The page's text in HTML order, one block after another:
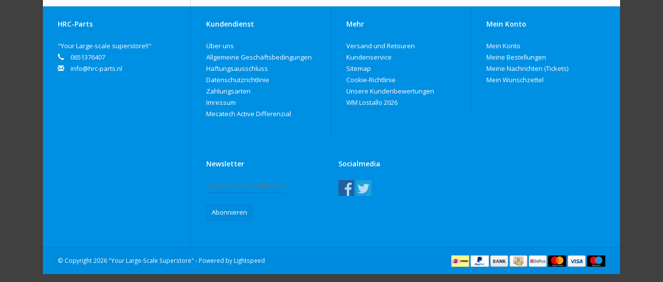
HRC-Parts
"Your Large-scale superstore!!"
0651376407
info@hrc-parts.nl
Kundendienst
Über uns
Allgemeine Geschäftsbedingungen
Haftungsausschluss
Datenschutzrichtlinie
Zahlungsarten
Imressum
Mecatech Active Differenzial
Mehr
Versand und Retouren
Kundenservice
Sitemap
Cookie-Richtlinie
Unsere Kundenbewertungen
WM Lostallo 2026
Mein Konto
Mein Konto
Meine Bestellungen
Meine Nachrichten (Tickets)
Mein Wunschzettel
Newsletter
Abonnieren
Socialmedia
© Copyright 2026 "Your Large-Scale Superstore" - Powered by Lightspeed